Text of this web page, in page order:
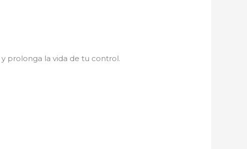
y prolonga la vida de tu control.